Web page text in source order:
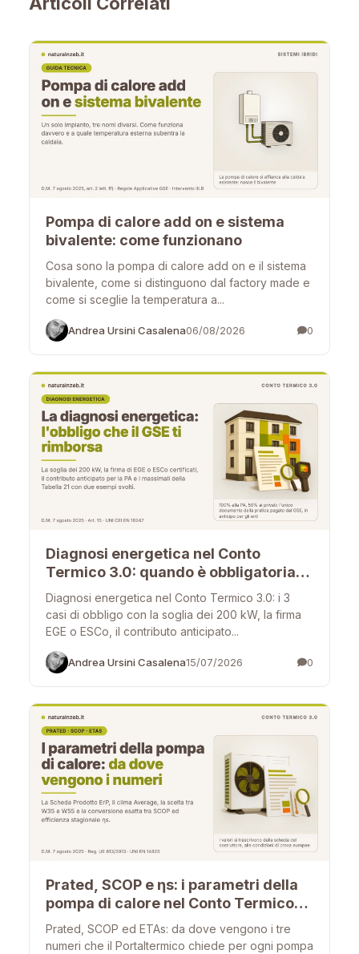
Pompa di calore add on e sistema
bivalente: come funzionano
Cosa sono la pompa di calore add on e il sistema
bivalente, come si distinguono dal factory made e
come si sceglie la temperatura a...
Andrea Ursini Casalena06/08/2026 0
Diagnosi energetica nel Conto
Termico 3.0: quando è obbligatoria,
chi la firma e quanto rimborsa
Diagnosi energetica nel Conto Termico 3.0: i 3
casi di obbligo con la soglia dei 200 kW, la firma
EGE o ESCo, il contributo anticipato...
Andrea Ursini Casalena15/07/2026 0
Prated, SCOP e ηs: i parametri della
pompa di calore nel Conto Termico
3.0
Prated, SCOP ed ETAs: da dove vengono i tre
numeri che il Portaltermico chiede per ogni pompa